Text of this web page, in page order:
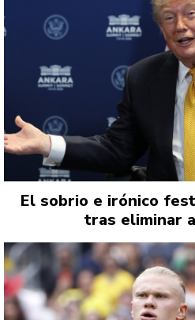
El sobrio e irónico
tras eliminar